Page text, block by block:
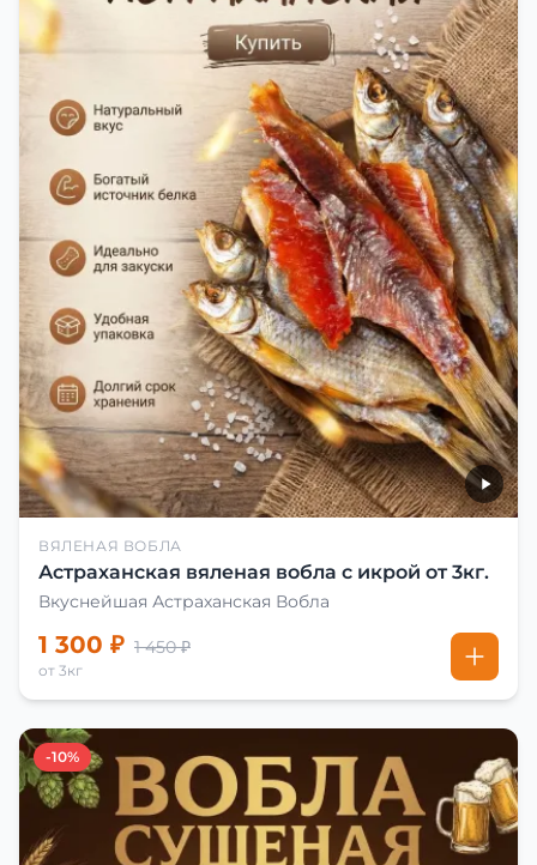
ВЯЛЕНАЯ ВОБЛА
Астраханская вяленая вобла с икрой от 3кг.
Вкуснейшая Астраханская Вобла
1 300 ₽ 1 450 ₽
от 3кг
-10%